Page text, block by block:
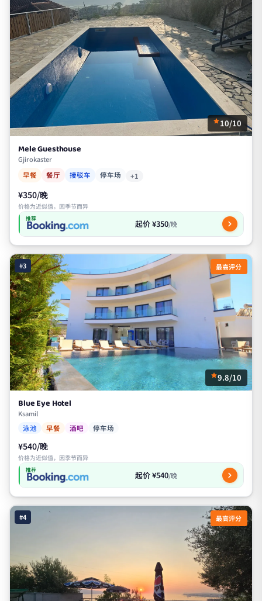
10/10
Mele Guesthouse
Gjirokaster
早餐
餐厅 接驳车 停车场 +1
¥350/晚
价格为近似值，因季节而异
推荐 起价 ¥350/晚
#3 最高评分
9.8/10
Blue Eye Hotel
Ksamil
泳池
早餐 酒吧 停车场
¥540/晚
价格为近似值，因季节而异
推荐 起价 ¥540/晚
#4 最高评分